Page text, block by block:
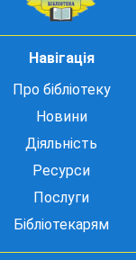
Навігація
Про бібліотеку
Новини
Діяльність
Ресурси
Послуги
Бібліотекарям